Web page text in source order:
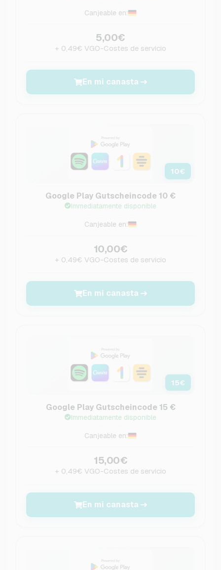
Canjeable en:
5,00€
+ 0,49€ VGO-Costes de servicio
En mi canasta
10€
Google Play Gutscheincode 10 €
Immediatamente disponible
Canjeable en:
10,00€
+ 0,49€ VGO-Costes de servicio
En mi canasta
15€
Google Play Gutscheincode 15 €
Immediatamente disponible
Canjeable en:
15,00€
+ 0,49€ VGO-Costes de servicio
En mi canasta